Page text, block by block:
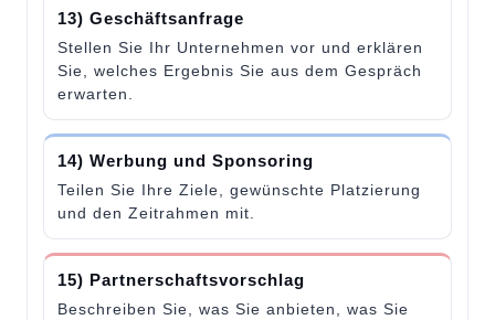
13) Geschäftsanfrage
Stellen Sie Ihr Unternehmen vor und erklären
Sie, welches Ergebnis Sie aus dem Gespräch
erwarten.
14) Werbung und Sponsoring
Teilen Sie Ihre Ziele, gewünschte Platzierung
und den Zeitrahmen mit.
15) Partnerschaftsvorschlag
Beschreiben Sie, was Sie anbieten, was Sie